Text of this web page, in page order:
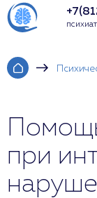
при